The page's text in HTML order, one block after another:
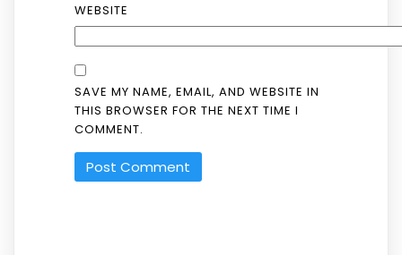
WEBSITE
SAVE MY NAME, EMAIL, AND WEBSITE IN
THIS BROWSER FOR THE NEXT TIME I
COMMENT.